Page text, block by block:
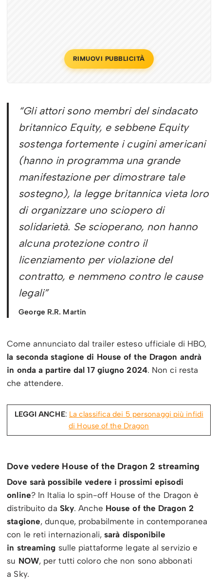
RIMUOVI PUBBLICITÀ
“Gli attori sono membri del sindacato
britannico Equity, e sebbene Equity
sostenga fortemente i cugini americani
(hanno in programma una grande
manifestazione per dimostrare tale
sostegno), la legge britannica vieta loro
di organizzare uno sciopero di
solidarietà. Se scioperano, non hanno
alcuna protezione contro il
licenziamento per violazione del
contratto, e nemmeno contro le cause
legali”
George R.R. Martin
Come annunciato dal trailer esteso ufficiale di HBO,
la seconda stagione di House of the Dragon andrà
in onda a partire dal 17 giugno 2024. Non ci resta
che attendere.
LEGGI ANCHE: La classifica dei 5 personaggi più infidi
di House of the Dragon
Dove vedere House of the Dragon 2 streaming
Dove sarà possibile vedere i prossimi episodi
online? In Italia lo spin-off House of the Dragon è
distribuito da Sky. Anche House of the Dragon 2
stagione, dunque, probabilmente in contemporanea
con le reti internazionali,sarà disponibile
in streaming sulle piattaforme legate al servizio e
su NOW, per tutti coloro che non sono abbonati
a Sky.